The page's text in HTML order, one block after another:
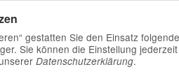
gestatten Sie den Einsatz
Sie können die Einstellung
Datenschutzerklärung.